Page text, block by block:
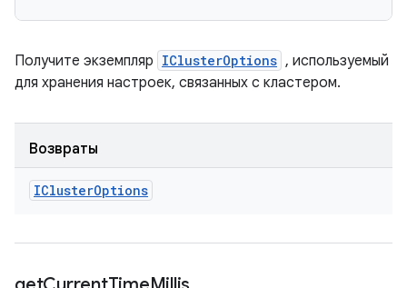
Получите экземпляр IClusterOptions , используемый
для хранения настроек, связанных с кластером.
Возвраты
IClusterOptions